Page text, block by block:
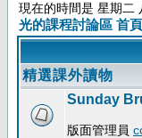
現在的時間是 星期二
光的課程討論區 首頁
精選課外讀物
Sunday
版面管理員